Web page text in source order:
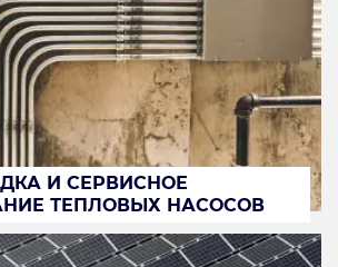
И СЕРВИСНОЕ
ТЕПЛОВЫХ НАСОСОВ